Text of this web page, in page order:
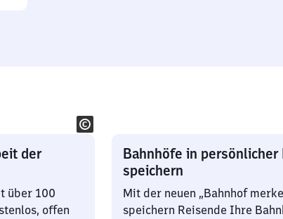
der
über 100
offen
Bahnhöfe in
speichern
Mit der neuen „Bahnhof
speichern Reisende Ihre